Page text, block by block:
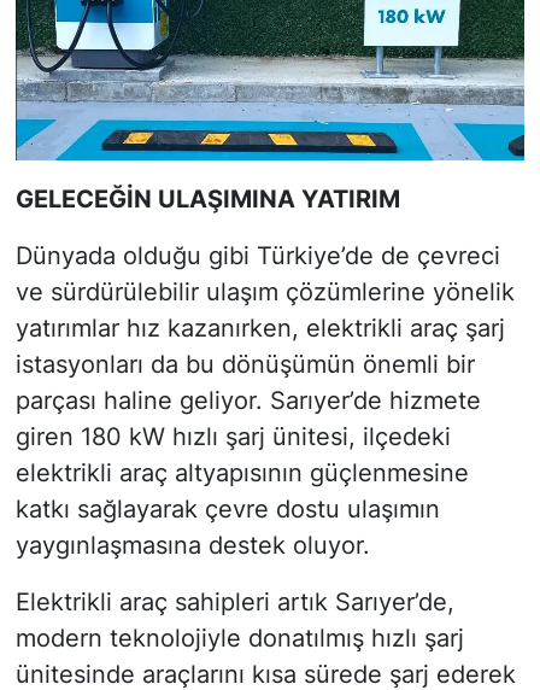
GELECEĞİN ULAŞIMINA YATIRIM
Dünyada olduğu gibi Türkiye’de de çevreci
ve sürdürülebilir ulaşım çözümlerine yönelik
yatırımlar hız kazanırken, elektrikli araç şarj
istasyonları da bu dönüşümün önemli bir
parçası haline geliyor. Sarıyer’de hizmete
giren 180 kW hızlı şarj ünitesi, ilçedeki
elektrikli araç altyapısının güçlenmesine
katkı sağlayarak çevre dostu ulaşımın
yaygınlaşmasına destek oluyor.
Elektrikli araç sahipleri artık Sarıyer’de,
modern teknolojiyle donatılmış hızlı şarj
ünitesinde araçlarını kısa sürede şarj ederek